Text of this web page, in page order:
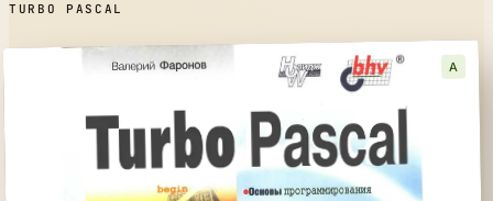
TURBO PASCAL
A